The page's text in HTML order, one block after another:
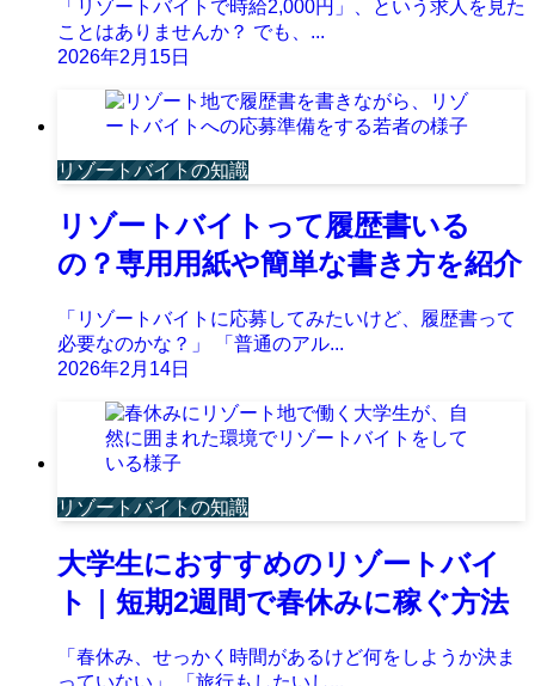
「リゾートバイトで時給2,000円」、という求人を見た
ことはありませんか？ でも、...
2026年2月15日
リゾートバイトの知識
リゾートバイトって履歴書いる
の？専用用紙や簡単な書き方を紹介
「リゾートバイトに応募してみたいけど、履歴書って
必要なのかな？」 「普通のアル...
2026年2月14日
リゾートバイトの知識
大学生におすすめのリゾートバイ
ト｜短期2週間で春休みに稼ぐ方法
「春休み、せっかく時間があるけど何をしようか決ま